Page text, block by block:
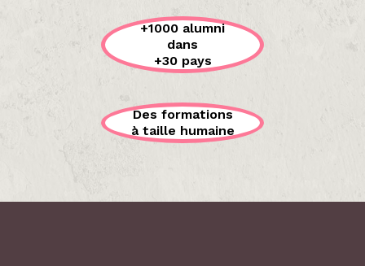
+1000 alumni
dans
+30 pays
Des formations
à taille humaine